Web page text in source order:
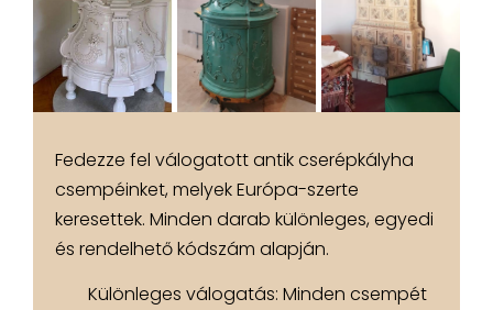
Fedezze fel válogatott antik cserépkályha
csempéinket, melyek Európa-szerte
keresettek. Minden darab különleges, egyedi
és rendelhető kódszám alapján.
Különleges válogatás: Minden csempét